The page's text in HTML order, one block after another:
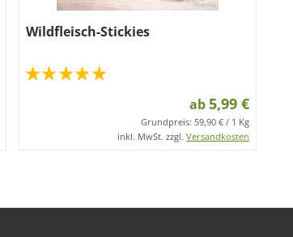
Wildfleisch-Stickies
ab5,99 €
Grundpreis:59,90 € / 1 Kg
inkl. MwSt. zzgl.Versandkosten